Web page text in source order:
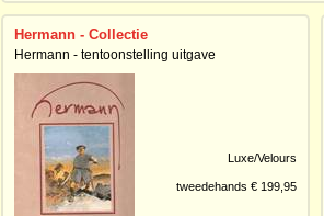
Hermann - Collectie
Hermann - tentoonstelling uitgave
Luxe/Velours
tweedehands € 199,95